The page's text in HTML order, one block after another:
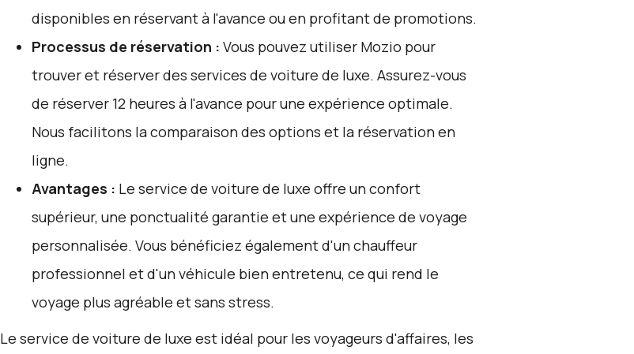
disponibles en réservant à l'avance ou en profitant de promotions.
Processus de réservation : Vous pouvez utiliser Mozio pour
trouver et réserver des services de voiture de luxe. Assurez-vous
de réserver 12 heures à l'avance pour une expérience optimale.
Nous facilitons la comparaison des options et la réservation en
ligne.
Avantages : Le service de voiture de luxe offre un confort
supérieur, une ponctualité garantie et une expérience de voyage
personnalisée. Vous bénéficiez également d'un chauffeur
professionnel et d'un véhicule bien entretenu, ce qui rend le
voyage plus agréable et sans stress.
Le service de voiture de luxe est idéal pour les voyageurs d'affaires, les